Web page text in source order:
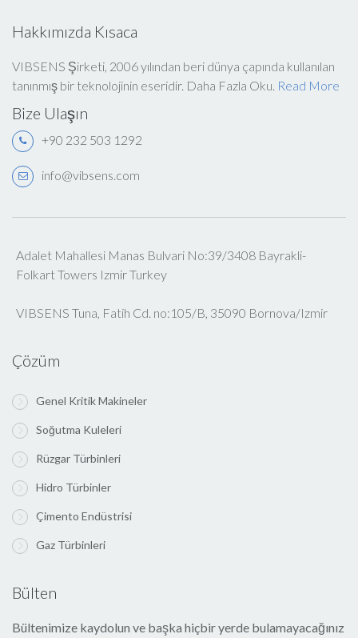
Hakkımızda Kısaca
VIBSENS Şirketi, 2006 yılından beri dünya çapında kullanılan
tanınmış bir teknolojinin eseridir. Daha Fazla Oku. Read More
Bize Ulaşın
+90 232 503 1292
info@vibsens.com
Adalet Mahallesi Manas Bulvari No:39/3408 Bayrakli-
Folkart Towers Izmir Turkey
VIBSENS Tuna, Fatih Cd. no:105/B, 35090 Bornova/Izmir
Çözüm
Genel Kritik Makineler
Soğutma Kuleleri
Rüzgar Türbinleri
Hidro Türbinler
Çimento Endüstrisi
Gaz Türbinleri
Bülten
Bültenimize kaydolun ve başka hiçbir yerde bulamayacağınız